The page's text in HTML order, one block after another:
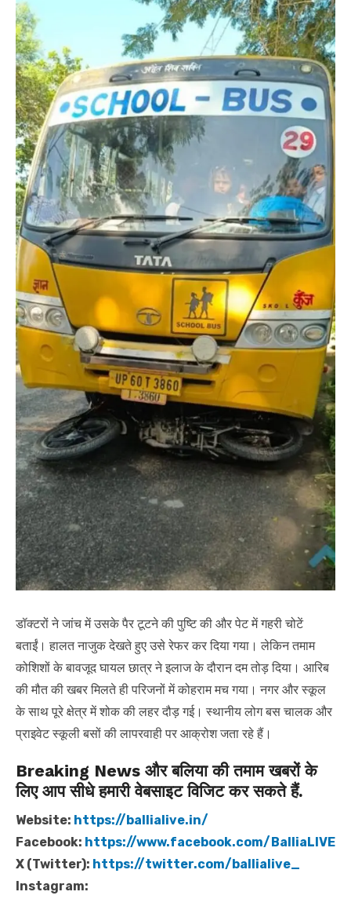
डॉक्टरों ने जांच में उसके पैर टूटने की पुष्टि की और पेट में गहरी चोटें
बताईं। हालत नाजुक देखते हुए उसे रेफर कर दिया गया। लेकिन तमाम
कोशिशों के बावजूद घायल छात्र ने इलाज के दौरान दम तोड़ दिया। आरिब
की मौत की खबर मिलते ही परिजनों में कोहराम मच गया। नगर और स्कूल
के साथ पूरे क्षेत्र में शोक की लहर दौड़ गई। स्थानीय लोग बस चालक और
प्राइवेट स्कूली बसों की लापरवाही पर आक्रोश जता रहे हैं।
Breaking News और बलिया की तमाम खबरों के
लिए आप सीधे हमारी वेबसाइट विजिट कर सकते हैं.
Website: https://ballialive.in/
Facebook: https://www.facebook.com/BalliaLIVE
X (Twitter): https://twitter.com/ballialive_
Instagram: